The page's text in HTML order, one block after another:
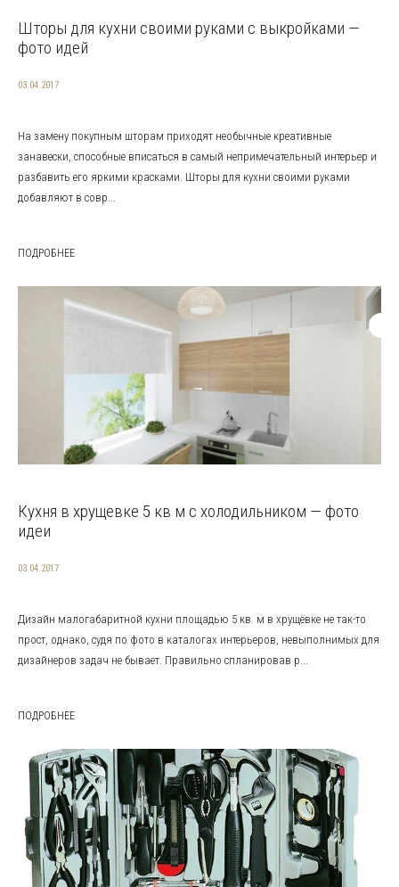
Шторы для кухни своими руками с выкройками —
фото идей
03.04.2017
На замену покупным шторам приходят необычные креативные
занавески, способные вписаться в самый непримечательный интерьер и
разбавить его яркими красками. Шторы для кухни своими руками
добавляют в совр...
ПОДРОБНЕЕ
Кухня в хрущевке 5 кв м с холодильником — фото
идеи
03.04.2017
Дизайн малогабаритной кухни площадью 5 кв. м в хрущёвке не так-то
прост, однако, судя по фото в каталогах интерьеров, невыполнимых для
дизайнеров задач не бывает. Правильно спланировав р...
ПОДРОБНЕЕ